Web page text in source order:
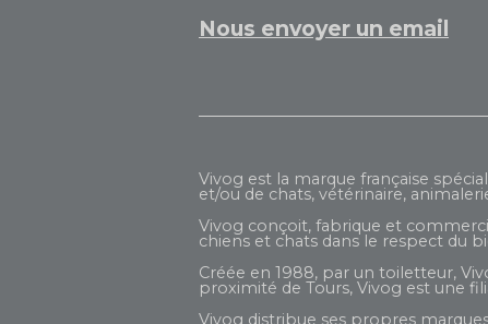
Nous envoyer un email
Vivog est la marque française
et/ou de chats, vétérinaire,
Vivog conçoit, fabrique et
chiens et chats dans le respect du
Créée en 1988, par un toiletteur,
proximité de Tours, Vivog est une
Vivog distribue ses propres